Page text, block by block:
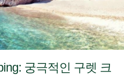
궁극적인 구렛 크